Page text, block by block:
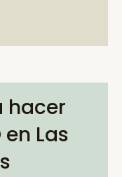
hacer
Las